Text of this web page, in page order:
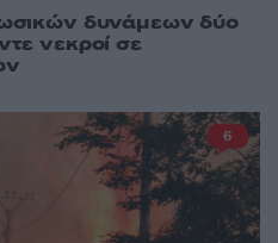
δυνάμεων δύο
νεκροί σε
6